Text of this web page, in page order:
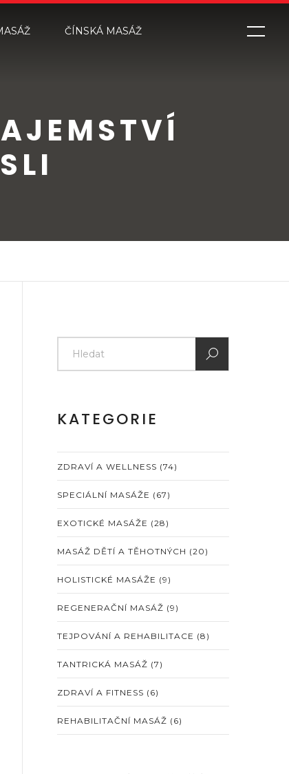
ČÍNSKÁ MASÁŽ
KATEGORIE
ZDRAVÍ A WELLNESS (74)
SPECIÁLNÍ MASÁŽE (67)
EXOTICKÉ MASÁŽE (28)
MASÁŽ DĚTÍ A TĚHOTNÝCH (20)
HOLISTICKÉ MASÁŽE (9)
REGENERAČNÍ MASÁŽ (9)
TEJPOVÁNÍ A REHABILITACE (8)
TANTRICKÁ MASÁŽ (7)
ZDRAVÍ A FITNESS (6)
REHABILITAČNÍ MASÁŽ (6)